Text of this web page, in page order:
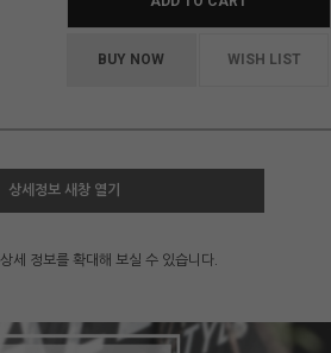
BUY NOW WISH LIST
상세정보 새창 열기
상세 정보를 확대해 보실 수 있습니다.